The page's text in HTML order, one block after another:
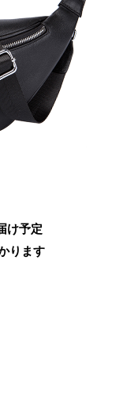
け予定
ります